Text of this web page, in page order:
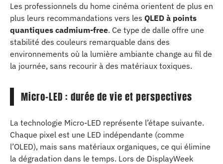
Les professionnels du home cinéma orientent de plus en
plus leurs recommandations vers les QLED à points
quantiques cadmium-free. Ce type de dalle offre une
stabilité des couleurs remarquable dans des
environnements où la lumière ambiante change au fil de
la journée, sans recourir à des matériaux toxiques.
Micro-LED : durée de vie et perspectives
La technologie Micro-LED représente l’étape suivante.
Chaque pixel est une LED indépendante (comme
l’OLED), mais sans matériaux organiques, ce qui élimine
la dégradation dans le temps. Lors de DisplayWeek